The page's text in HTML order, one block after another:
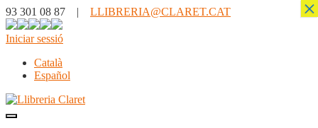
93 301 08 87 | LLIBRERIA@CLARET.CAT
Iniciar sessió
Català
Español
×